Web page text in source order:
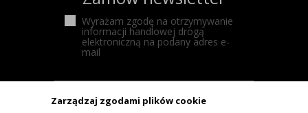
Zarządzaj zgodami plików cookie
Wyrażam zgodę na otrzymywanie
informacji handlowej drogą
elektroniczną na podany adres e-
mail